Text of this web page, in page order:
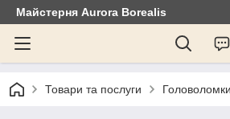
Майстерня Aurora Borealis
Товари та послуги